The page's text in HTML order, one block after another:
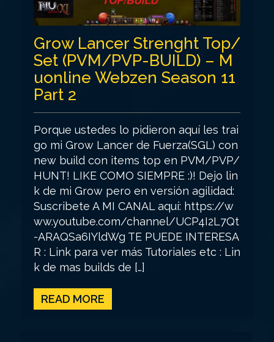
Grow Lancer Strenght Top/
Set (PVM/PVP-BUILD) – M
uonline Webzen Season 11
Part 2
Porque ustedes lo pidieron aquí les trai
go mi Grow Lancer de Fuerza(SGL) con
new build con items top en PVM/PVP/
HUNT! LIKE COMO SIEMPRE :)! Dejo lin
k de mi Grow pero en versión agilidad:
Suscribete A MI CANAL aquí: https://w
ww.youtube.com/channel/UCP4I2L7Qt
-ARAQSa6IYldWg TE PUEDE INTERESA
R : Link para ver más Tutoriales etc : Lin
k de mas builds de […]
READ MORE